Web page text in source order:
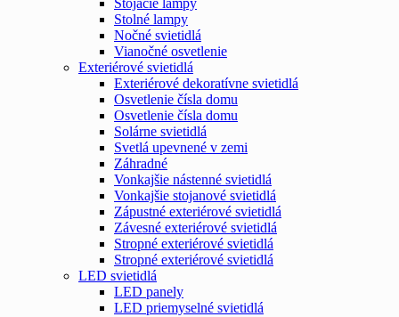
Stolné lampy
Nočné svietidlá
Vianočné osvetlenie
Exteriérové svietidlá
Exteriérové dekoratívne svietidlá
Osvetlenie čísla domu
Osvetlenie čísla domu
Solárne svietidlá
Svetlá upevnené v zemi
Záhradné
Vonkajšie nástenné svietidlá
Vonkajšie stojanové svietidlá
Zápustné exteriérové svietidlá
Závesné exteriérové svietidlá
Stropné exteriérové svietidlá
Stropné exteriérové svietidlá
LED svietidlá
LED panely
LED priemyselné svietidlá